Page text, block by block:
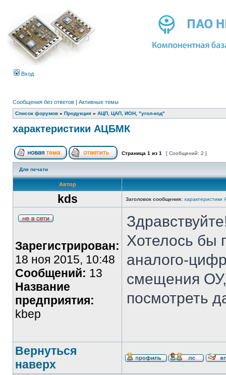
Вход
Сообщения без ответов | Активные темы
Список форумов » Продукция » АЦП, ЦАП, ИОН, "угол-код"
характеристики АЦБМК
Страница 1 из 1 [ Сообщений: 2 ]
Для печати
Автор
kds Заголовок сообщения:
Зарегистрирован:
18 ноя 2015, 10:48
Сообщений: 13
Название
предприятия:
kbep
Хотелось бы
аналого-
смещения
посмотреть
Вернуться
наверх